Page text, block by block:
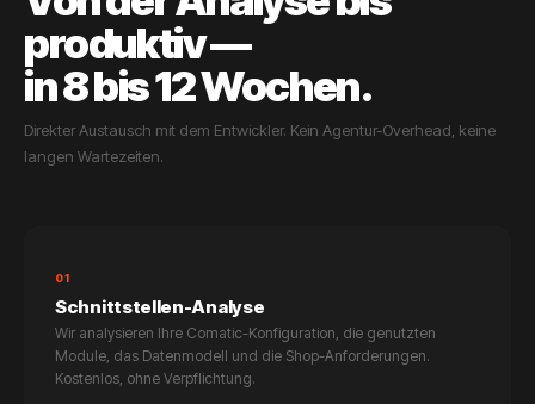
produktiv —
in 8 bis 12 Wochen.
Direkter Austausch mit dem Entwickler. Kein Agentur-Overhead, keine
langen Wartezeiten.
01
Schnittstellen-Analyse
Wir analysieren Ihre Comatic-Konfiguration, die genutzten
Module, das Datenmodell und die Shop-Anforderungen.
Kostenlos, ohne Verpflichtung.